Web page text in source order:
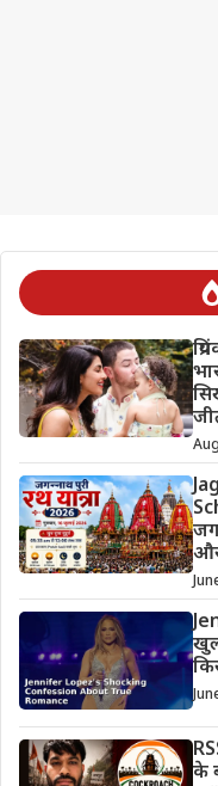
और
के